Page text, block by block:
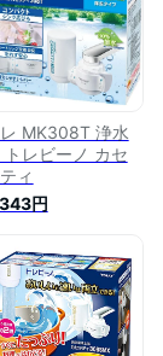
MK308T 浄水
トレビーノ カセ
ィ
円